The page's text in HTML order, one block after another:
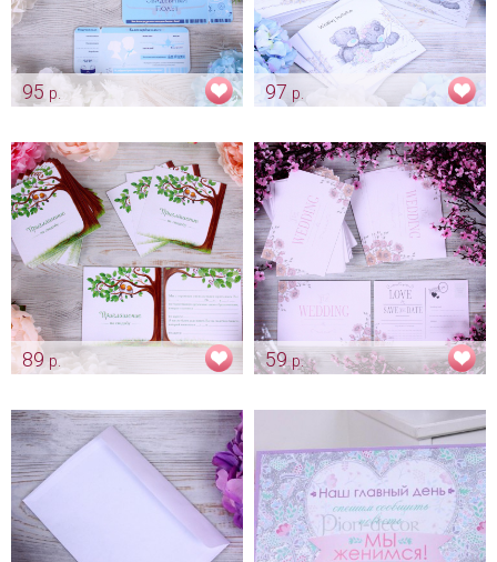
95 р.
на свадебный полет"
Арт: pr_0002
97 р.
89р.
Арт: card_0003
59р.